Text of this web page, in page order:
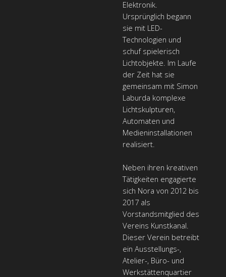
Elektronik.
Ursprünglich begann
sie mit LED-
Technologien und
schuf spielerisch
Lichtobjekte. Im Laufe
der Zeit hat sie
gemeinsam mit Simon
Laburda komplexe
Lichtskulpturen,
Automaten und
Medieninstallationen
realisiert.
Neben ihren kreativen
Tätigkeiten engagierte
sich Nora von 2012 bis
2017 als
Vorstandsmitglied des
Vereins Kunstkanal.
Dieser Verein betreibt
ein Ausstellungs-,
Atelier-, Büro- und
Werkstättenquartier